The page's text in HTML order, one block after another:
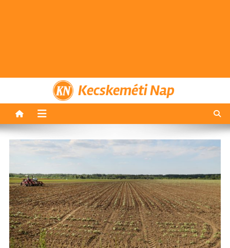
Kecskeméti Nap